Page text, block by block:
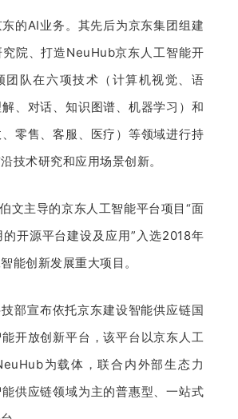
的AI业务。其先后为京东集团组建
院、打造NeuHub京东人工智能开
团队在六项技术（计算机视觉、语
、对话、知识图谱、机器学习）和
零售、客服、医疗）等领域进行持
技术研究和应用场景创新。
文主导的京东人工智能平台项目“面
开源平台建设及应用”入选2018年
能创新发展重大项目。
部宣布依托京东建设智能供应链国
开放创新平台，该平台以京东人工
为载体，联合内外部生态力
供应链领域为主的普惠型、一站式